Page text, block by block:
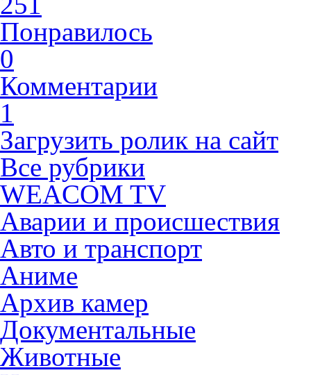
Понравилось
0
Комментарии
1
Загрузить ролик на сайт
Все рубрики
WEACOM TV
Аварии и происшествия
Авто и транспорт
Аниме
Архив камер
Документальные
Животные